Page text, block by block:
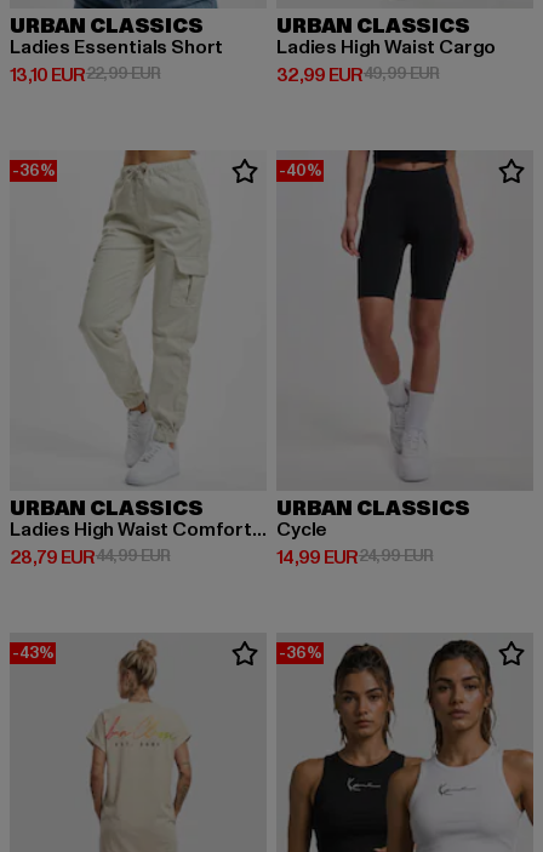
URBAN CLASSICS
Ladies Essentials Short
13,10 EUR
Derzeitiger Preis: 13,10 EUR
22,99 EURAktionspreis: 22,99 EUR
URBAN CLASSICS
Ladies High Waist Cargo
32,99 EUR
Derzeitiger Preis: 32,99 EUR
49,99 EURAktionspreis:
-36%
URBAN CLASSICS
Ladies High Waist Comfort Jogging
28,79 EUR
Derzeitiger Preis: 28,79 EUR
44,99 EURAktionspreis: 44,99 EUR
-40%
URBAN CLASSICS
Cycle
14,99 EUR
Derzeitiger Preis: 14,99 EUR
24,99 EURAktionspreis:
-43% -36%